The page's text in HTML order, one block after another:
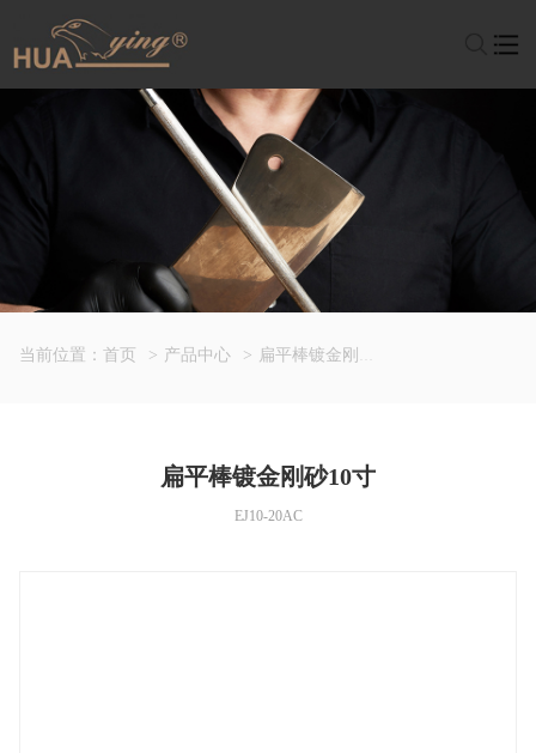
当前位置： 首页 > 产品中心 > 扁平棒镀金刚砂10寸
扁平棒镀金刚砂10寸
EJ10-20AC